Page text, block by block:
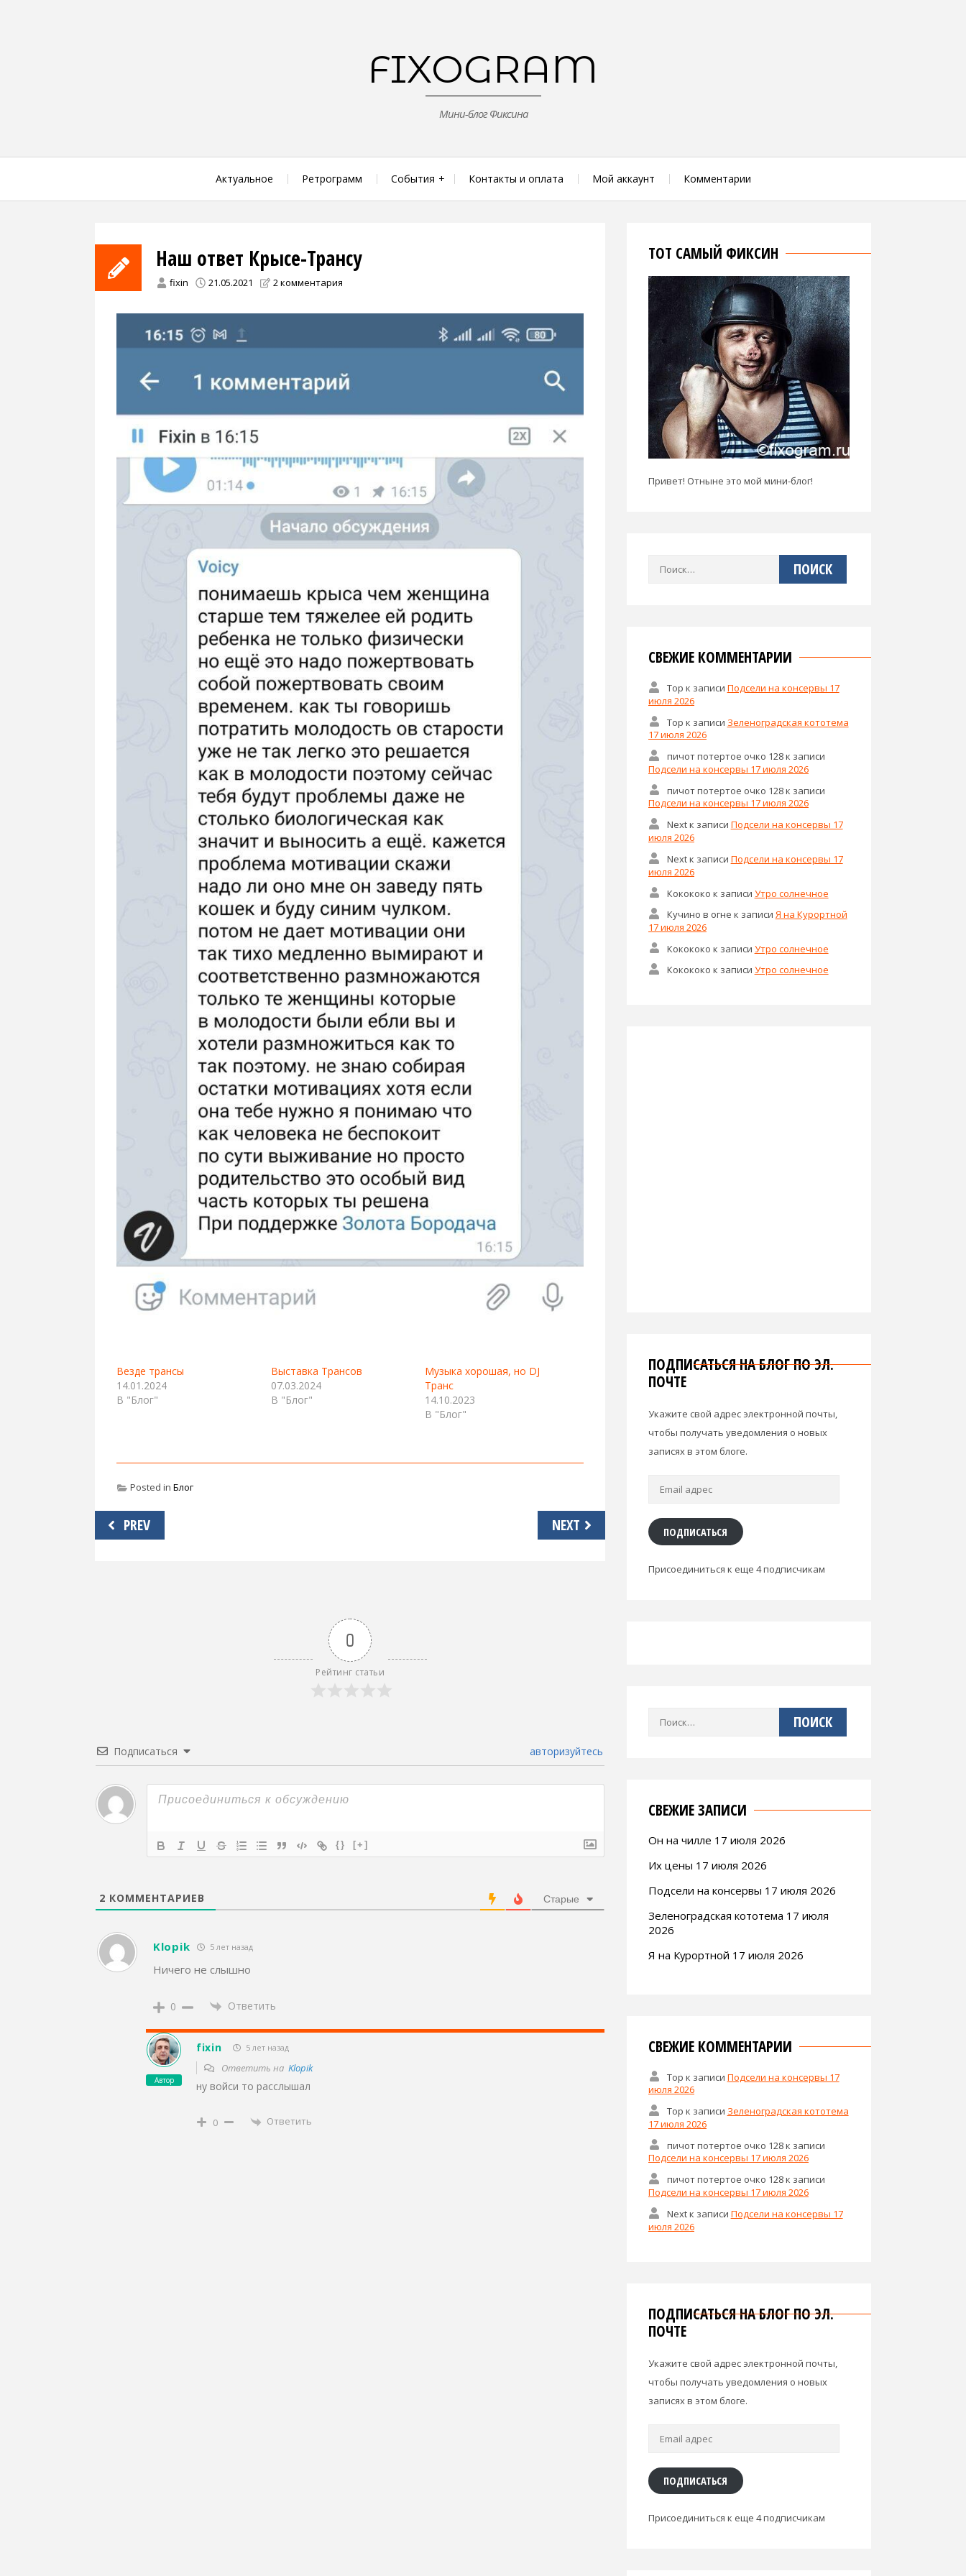
FIXOGRAM
Мини-блог Фиксина
Актуальное Ретрограмм События Контакты и оплата Мой аккаунт Комментарии
Наш ответ Крысе-Трансу
fixin 21.05.2021 2 комментария
Везде трансы
14.01.2024
В "Блог"
Выставка Трансов
07.03.2024
В "Блог"
Музыка хорошая, но DJ
Транс
14.10.2023
В "Блог"
Posted in Блог
Навигация
по
PREV NEXT
0
Рейтинг статьи
Подписаться авторизуйтесь
{} [+]
2 КОММЕНТАРИЕВ Старые
Klopik 5 лет назад
Ничего не слышно
0 Ответить
Автор
fixin 5 лет назад
Ответить на Klopik
ну войси то расслышал
0 Ответить
ТОТ САМЫЙ ФИКСИН
Привет! Отныне это мой мини-блог!
Найти:
СВЕЖИЕ КОММЕНТАРИИ
Тор к записи Подсели на консервы 17
июля 2026
Тор к записи Зеленоградская кототема
17 июля 2026
пичот потертое очко 128к записи
Подсели на консервы 17 июля 2026
пичот потертое очко 128к записи
Подсели на консервы 17 июля 2026
Nextк записи Подсели на консервы 17
июля 2026
Nextк записи Подсели на консервы 17
июля 2026
Кокококо к записи Утро солнечное
Кучино в огне к записи Я на Курортной
17 июля 2026
Кокококо к записи Утро солнечное
Кокококо к записи Утро солнечное
ПОДПИСАТЬСЯ НА БЛОГ ПО ЭЛ.
ПОЧТЕ
Укажите свой адрес электронной почты,
чтобы получать уведомления о новых
записях в этом блоге.
Email
ПОДПИСАТЬСЯ
Присоединиться к еще 4 подписчикам
СВЕЖИЕ ЗАПИСИ
Он на чилле 17 июля 2026
Их цены 17 июля 2026
Подсели на консервы 17 июля 2026
Зеленоградская кототема 17 июля
2026
Я на Курортной 17 июля 2026
СВЕЖИЕ КОММЕНТАРИИ
Тор к записи Подсели на консервы 17
июля 2026
Тор к записи Зеленоградская кототема
17 июля 2026
пичот потертое очко 128к записи
Подсели на консервы 17 июля 2026
пичот потертое очко 128к записи
Подсели на консервы 17 июля 2026
Nextк записи Подсели на консервы 17
июля 2026
ПОДПИСАТЬСЯ НА БЛОГ ПО ЭЛ.
ПОЧТЕ
Укажите свой адрес электронной почты,
чтобы получать уведомления о новых
записях в этом блоге.
ПОДПИСАТЬСЯ
Присоединиться к еще 4 подписчикам